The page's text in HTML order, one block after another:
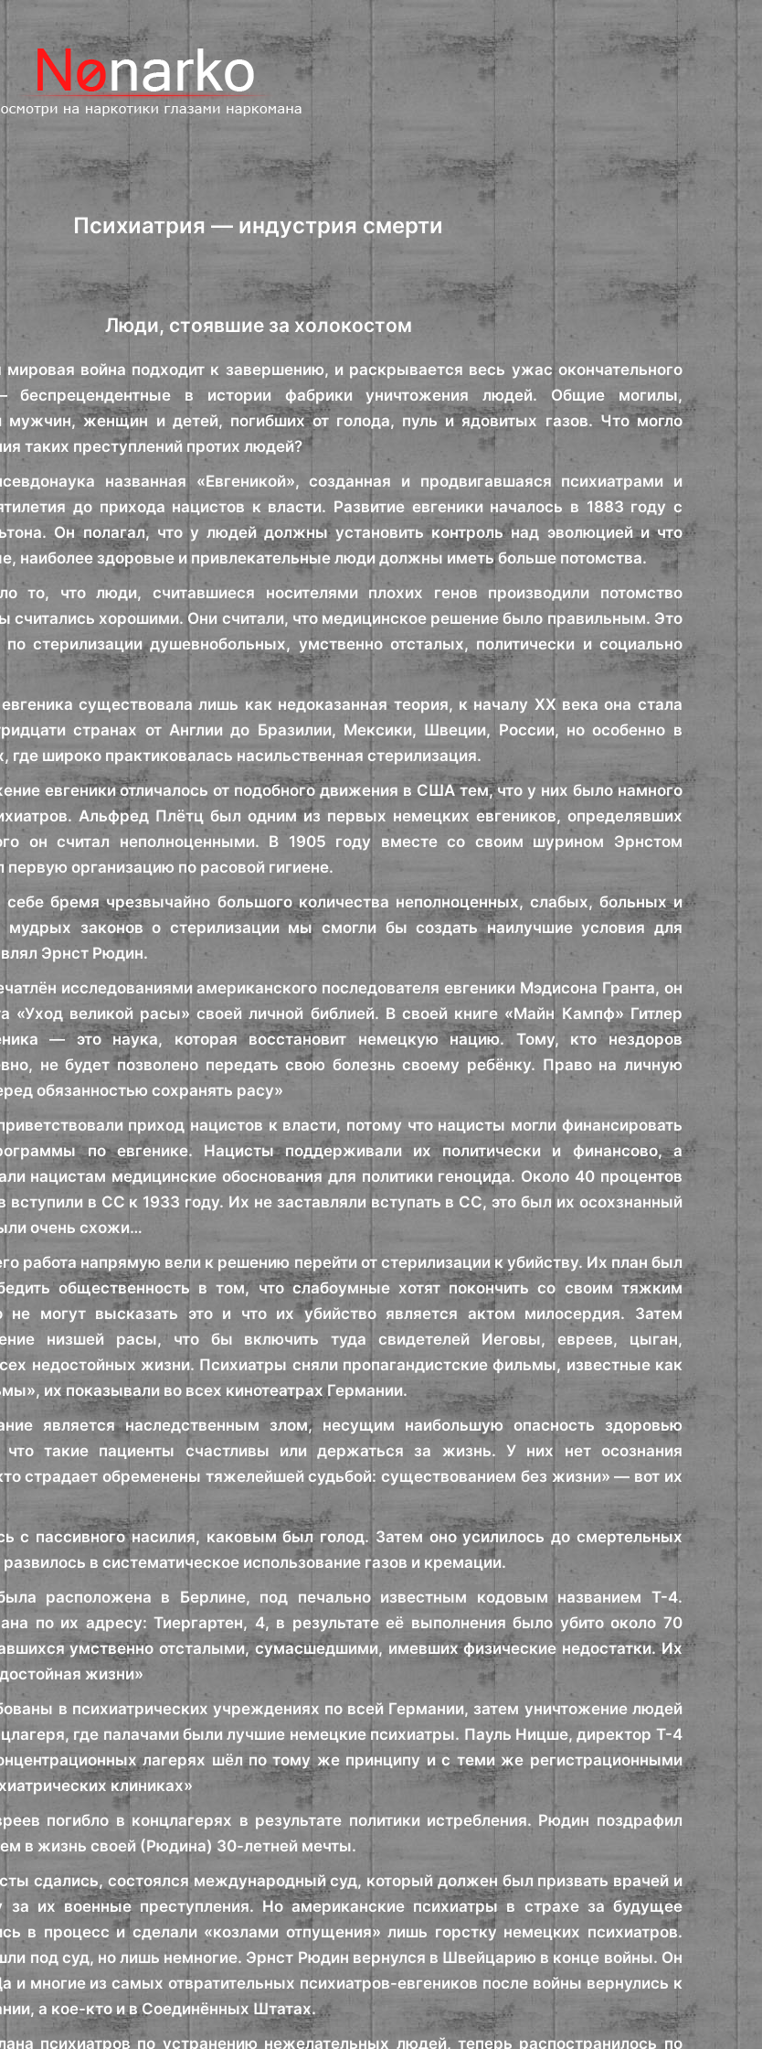
Психиатрия — индустрия смерти
Люди, стоявшие за холокостом
война подходит к завершению, и раскрывается весь ужас окончательного
беспрецендентные в истории фабрики уничтожения людей. Общие могилы,
мужчин, женщин и детей, погибших от голода, пуль и ядовитых газов. Что могло
таких преступлений протих людей?
названная «Евгеникой», созданная и продвигавшаяся психиатрами и
до прихода нацистов к власти. Развитие евгеники началось в 1883 году с
Он полагал, что у людей должны установить контроль над эволюцией и что
наиболее здоровые и привлекательные люди должны иметь больше потомства.
то, что люди, считавшиеся носителями плохих генов производили потомство
считались хорошими. Они считали, что медицинское решение было правильным. Это
стерилизации душевнобольных, умственно отсталых, политически и социально
существовала лишь как недоказанная теория, к началу XX века она стала
странах от Англии до Бразилии, Мексики, Швеции, России, но особенно в
широко практиковалась насильственная стерилизация.
евгеники отличалось от подобного движения в США тем, что у них было намного
Альфред Плётц был одним из первых немецких евгеников, определявших
он считал неполноценными. В 1905 году вместе со своим шурином Эрнстом
организацию по расовой гигиене.
себе бремя чрезвычайно большого количества неполноценных, слабых, больных и
мудрых законов о стерилизации мы смогли бы создать наилучшие условия для
Эрнст Рюдин.
исследованиями американского последователя евгеники Мэдисона Гранта, он
«Уход великой расы» своей личной библией. В своей книге «Майн Кампф» Гитлер
— это наука, которая восстановит немецкую нацию. Тому, кто нездоров
не будет позволено передать свою болезнь своему ребёнку. Право на личную
обязанностью сохранять расу»
приход нацистов к власти, потому что нацисты могли финансировать
по евгенике. Нацисты поддерживали их политически и финансово, а
нацистам медицинские обоснования для политики геноцида. Около 40 процентов
вступили в СС к 1933 году. Их не заставляли вступать в СС, это был их осохзнанный
очень схожи…
работа напрямую вели к решению перейти от стерилизации к убийству. Их план был
общественность в том, что слабоумные хотят покончить со своим тяжким
не могут высказать это и что их убийство является актом милосердия. Затем
низшей расы, что бы включить туда свидетелей Иеговы, евреев, цыган,
недостойных жизни. Психиатры сняли пропагандистские фильмы, известные как
их показывали во всех кинотеатрах Германии.
является наследственным злом, несущим наибольшую опасность здоровью
такие пациенты счастливы или держаться за жизнь. У них нет осознания
страдает обременены тяжелейшей судьбой: существованием без жизни» — вот их
с пассивного насилия, каковым был голод. Затем оно усилилось до смертельных
в систематическое использование газов и кремации.
расположена в Берлине, под печально известным кодовым названием Т-4.
по их адресу: Тиергартен, 4, в результате её выполнения было убито около 70
умственно отсталыми, сумасшедшими, имевших физические недостатки. Их
жизни»
в психиатрических учреждениях по всей Германии, затем уничтожение людей
где палачами были лучшие немецкие психиатры. Пауль Ницше, директор Т-4
лагерях шёл по тому же принципу и с теми же регистрационными
клиниках»
погибло в концлагерях в результате политики истребления. Рюдин поздрафил
в жизнь своей (Рюдина) 30-летней мечты.
сдались, состоялся международный суд, который должен был призвать врачей и
за их военные преступления. Но американские психиатры в страхе за будущее
в процесс и сделали «козлами отпущения» лишь горстку немецких психиатров.
под суд, но лишь немногие. Эрнст Рюдин вернулся в Швейцарию в конце войны. Он
и многие из самых отвратительных психиатров-евгеников после войны вернулись к
а кое-кто и в Соединённых Штатах.
психиатров по устранению нежелательных людей, теперь распостранилось по